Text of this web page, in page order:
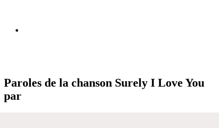
Paroles de la chanson Surely I Love You
par